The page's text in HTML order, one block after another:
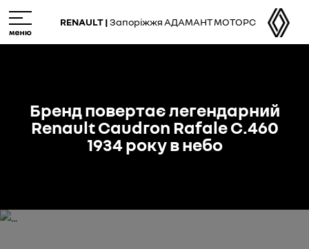
to
main
RENAULT |Запоріжжя АДАМАНТ МОТОРС
Бренд повертає легендарний
Renault Caudron Rafale C.460
1934 року в небо